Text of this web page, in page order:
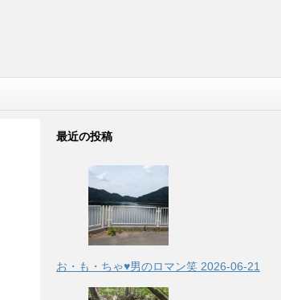
最近の投稿
お・も・ちゃ♥男のロマン笑 2026-06-21